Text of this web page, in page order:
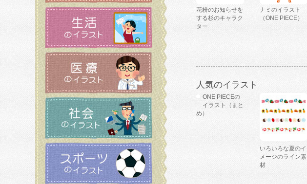
花粉のお知らせを
する杉のキャラク
ター
ナミのイラスト
（ONE PIECE）
人気のイラスト
ONE PIECEの
イラスト（まと
め）
いろいろな夏のイ
メージのライン素
材